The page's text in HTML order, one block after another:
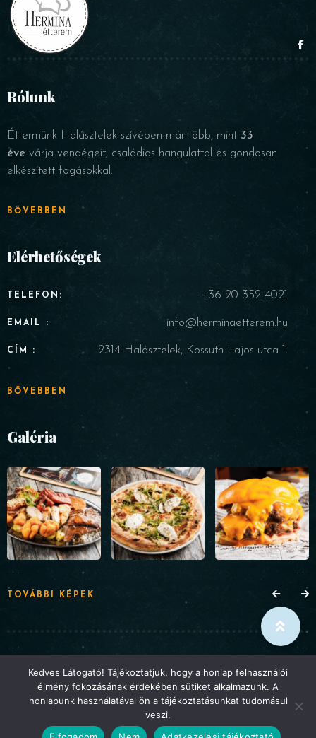
Rólunk
Éttermünk Halásztelek szívében már több, mint 33
éve várja vendégeit, családias hangulattal és gondosan
elkészített fogásokkal.
BŐVEBBEN
Elérhetőségek
TELEFON: +36 20 352 4021
EMAIL : info@herminaetterem.hu
CÍM : 2314 Halásztelek, Kossuth Lajos utca 1.
BŐVEBBEN
Galéria
TOVÁBBI KÉPEK
© Hermina Étterem 2025 . Minden jog fenntartva. A
weboldalt aWebbuilding készítette
Kedves Látogató! Tájékoztatjuk, hogy a honlap felhasználói
élmény fokozásának érdekében sütiket alkalmazunk. A
honlapunk használatával ön a tájékoztatásunkat tudomásul
veszi.